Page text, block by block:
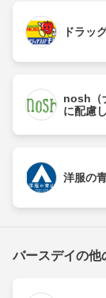
ドラッ
nosh（
に配慮
洋服の
バースデイの他